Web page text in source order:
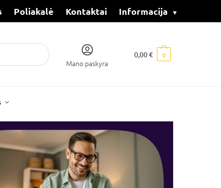
Poliakalė Kontaktai Informacija
Mano paskyra
0,00€ 0